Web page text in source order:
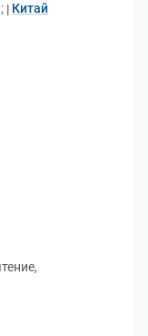
;
Китай